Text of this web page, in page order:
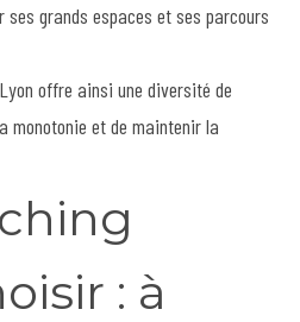
grands espaces et ses parcours
offre ainsi une diversité de
monotonie et de maintenir la
: à